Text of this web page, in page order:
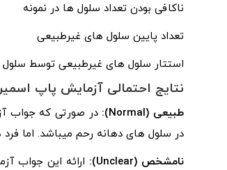
ناکافی بودن تعداد سلول‌ ها در نمونه
تعداد پایین سلول‌ های غیرطبیعی
استتار سلول‌ های غیرطبیعی توسط
نتایج احتمالی آزمایش پاپ
طبیعی (Normal
): در صورتی که جواب
در سلول‌ های دهانه رحم میباشد. اما
نامشخص (Unclear
): ارائه این جواب